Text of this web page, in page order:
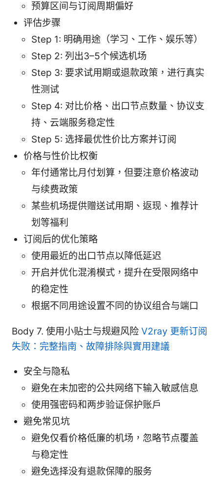
预算区间与订阅周期偏好
评估步骤
Step 1: 明确用途（学习、工作、娱乐等）
Step 2: 列出3–5个候选机场
Step 3: 要求试用期或退款政策，进行真实
性测试
Step 4: 对比价格、出口节点数量、协议支
持、云端服务稳定性
Step 5: 选择最优性价比方案并订阅
价格与性价比权衡
年付通常比月付划算，但要注意价格波动
与续费政策
某些机场提供赠送试用期、返现、推荐计
划等福利
订阅后的优化策略
使用最近的出口节点以降低延迟
开启并优化混淆模式，提升在受限网络中
的稳定性
根据不同用途设置不同的协议组合与端口
Body 7. 使用小贴士与规避风险 V2ray 更新订阅
失败：完整指南、故障排除與實用建議
安全与隐私
避免在未加密的公共网络下输入敏感信息
使用强密码和两步验证保护账户
避免常见坑
避免仅看价格低廉的机场，忽略节点覆盖
与稳定性
避免选择没有退款保障的服务